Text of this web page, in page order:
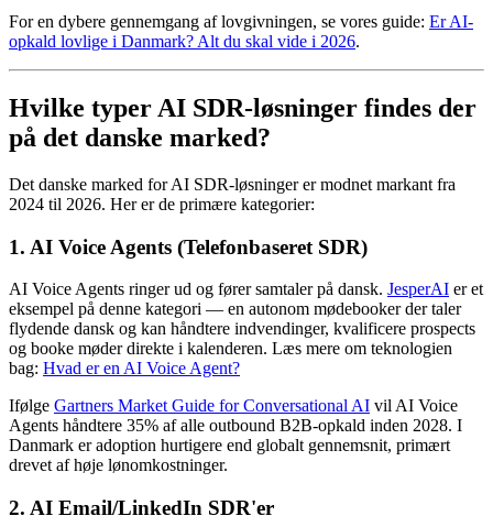
For en dybere gennemgang af lovgivningen, se vores guide: Er AI-
opkald lovlige i Danmark? Alt du skal vide i 2026.
Hvilke typer AI SDR-løsninger findes der
på det danske marked?
Det danske marked for AI SDR-løsninger er modnet markant fra
2024 til 2026. Her er de primære kategorier:
1. AI Voice Agents (Telefonbaseret SDR)
AI Voice Agents ringer ud og fører samtaler på dansk. JesperAI er et
eksempel på denne kategori — en autonom mødebooker der taler
flydende dansk og kan håndtere indvendinger, kvalificere prospects
og booke møder direkte i kalenderen. Læs mere om teknologien
bag: Hvad er en AI Voice Agent?
Ifølge Gartners Market Guide for Conversational AI vil AI Voice
Agents håndtere 35% af alle outbound B2B-opkald inden 2028. I
Danmark er adoption hurtigere end globalt gennemsnit, primært
drevet af høje lønomkostninger.
2. AI Email/LinkedIn SDR'er